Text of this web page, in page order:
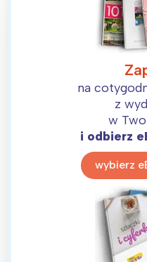
na
z
w
i odbierz
wybierz